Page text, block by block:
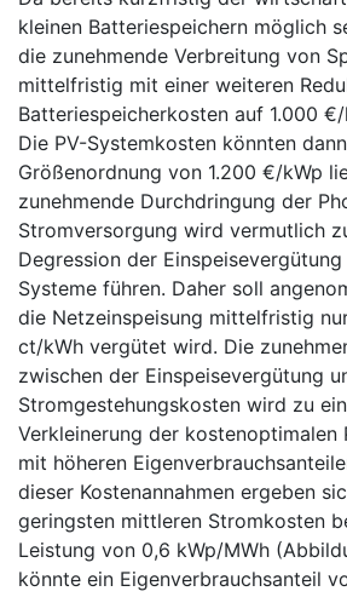
kleinen Batteriespeichern möglich
die zunehmende Verbreitung von
mittelfristig mit einer weiteren
Batteriespeicherkosten auf 1.000
Die PV-Systemkosten könnten
Größenordnung von 1.200 €/kWp
zunehmende Durchdringung der
Stromversorgung wird vermutlich
Degression der
Systeme führen. Daher soll
die Netzeinspeisung mittelfristig
ct/kWh vergütet wird. Die
zwischen der Einspeisevergütung
Stromgestehungskosten wird zu
Verkleinerung der kostenoptimalen
mit höheren
dieser Kostenannahmen ergeben
geringsten mittleren Stromkosten
Leistung von 0,6 kWp/MWh
könnte ein Eigenverbrauchsanteil